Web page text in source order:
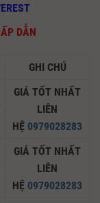
DẪN
GHI CHÚ
GIÁ TỐT NHẤT
LIÊN
HỆ 0979028283
GIÁ TỐT NHẤT
LIÊN
HỆ 0979028283